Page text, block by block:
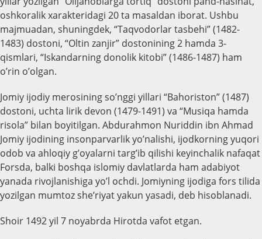
oshkoralik xarakteridagi 20 ta masaldan iborat. Ushbu
majmuadan, shuningdek, “Taqvodorlar tasbehi” (1482-
1483) dostoni, “Oltin zanjir” dostonining 2 hamda 3-
qismlari, “Iskandarning donolik kitobi” (1486-1487) ham
o’rin o’olgan.
Jomiy ijodiy merosining so’nggi yillari “Bahoriston” (1487)
dostoni, uchta lirik devon (1479-1491) va “Musiqa hamda
risola” bilan boyitilgan. Abdurahmon Nuriddin ibn Ahmad
Jomiy ijodining insonparvarlik yo’nalishi, ijodkorning yuqori
odob va ahloqiy g’oyalarni targ’ib qilishi keyinchalik nafaqat
Forsda, balki boshqa islomiy davlatlarda ham adabiyot
yanada rivojlanishiga yo’l ochdi. Jomiyning ijodiga fors tilida
yozilgan mumtoz she’riyat yakun yasadi, deb hisoblanadi.
Shoir 1492 yil 7 noyabrda Hirotda vafot etgan.